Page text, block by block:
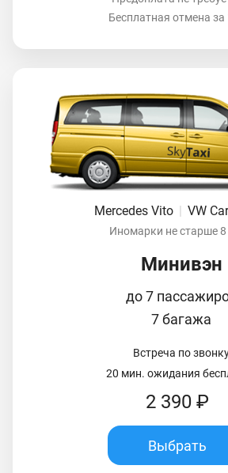
Бесплатная отмена за
Mercedes Vito VW
Иномарки не старше 8
Минивэн
до 7
7 багажа
Встреча по
20 мин. ожидания
2 390 ₽
Выбрать